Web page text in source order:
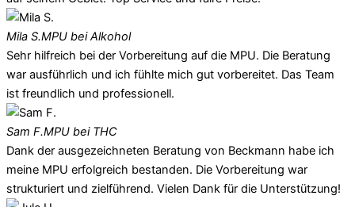
Mila S.MPU bei Alkohol
Sehr hilfreich bei der Vorbereitung auf die MPU. Die Beratung
war ausführlich und ich fühlte mich gut vorbereitet. Das Team
ist freundlich und professionell.
Sam F.MPU bei THC
Dank der ausgezeichneten Beratung von Beckmann habe ich
meine MPU erfolgreich bestanden. Die Vorbereitung war
strukturiert und zielführend. Vielen Dank für die Unterstützung!